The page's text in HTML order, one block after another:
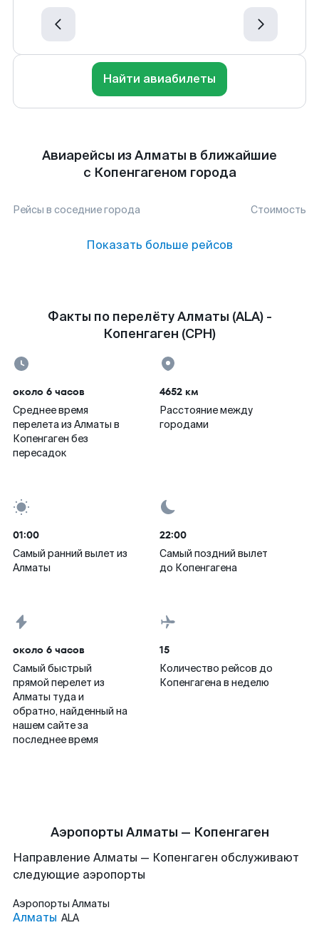
Найти авиабилеты
Авиарейсы из Алматы в ближайшие
с Копенгагеном города
Рейсы в соседние города Стоимость
Показать больше рейсов
Факты по перелёту Алматы (ALA) -
Копенгаген (CPH)
около 6 часов
Среднее время
перелета из Алматы в
Копенгаген без
пересадок
4652 км
Расстояние между
городами
01:00
Самый ранний вылет из
Алматы
22:00
Самый поздний вылет
до Копенгагена
около 6 часов
Самый быстрый
прямой перелет из
Алматы туда и
обратно, найденный на
нашем сайте за
последнее время
15
Количество рейсов до
Копенгагена в неделю
Аэропорты Алматы — Копенгаген
Направление Алматы — Копенгаген обслуживают
следующие аэропорты
Аэропорты Алматы
Алматы ALA